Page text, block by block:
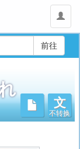
用
户
れ
文
不转换